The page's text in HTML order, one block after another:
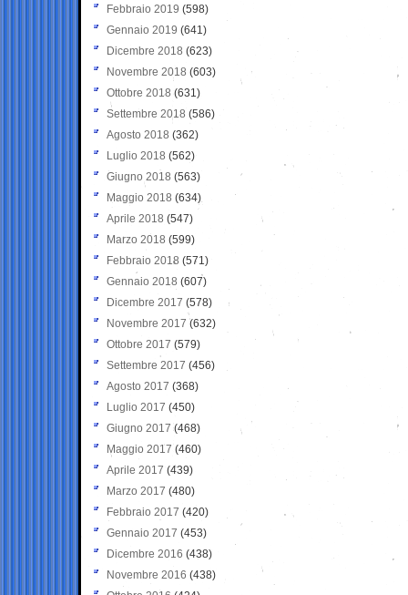
Febbraio 2019 (598)
Gennaio 2019 (641)
Dicembre 2018 (623)
Novembre 2018 (603)
Ottobre 2018 (631)
Settembre 2018 (586)
Agosto 2018 (362)
Luglio 2018 (562)
Giugno 2018 (563)
Maggio 2018 (634)
Aprile 2018 (547)
Marzo 2018 (599)
Febbraio 2018 (571)
Gennaio 2018 (607)
Dicembre 2017 (578)
Novembre 2017 (632)
Ottobre 2017 (579)
Settembre 2017 (456)
Agosto 2017 (368)
Luglio 2017 (450)
Giugno 2017 (468)
Maggio 2017 (460)
Aprile 2017 (439)
Marzo 2017 (480)
Febbraio 2017 (420)
Gennaio 2017 (453)
Dicembre 2016 (438)
Novembre 2016 (438)